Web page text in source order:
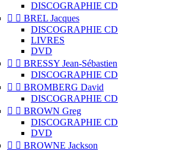
DISCOGRAPHIE CD
  BREL Jacques
DISCOGRAPHIE CD
LIVRES
DVD
  BRESSY Jean-Sébastien
DISCOGRAPHIE CD
  BROMBERG David
DISCOGRAPHIE CD
  BROWN Greg
DISCOGRAPHIE CD
DVD
  BROWNE Jackson